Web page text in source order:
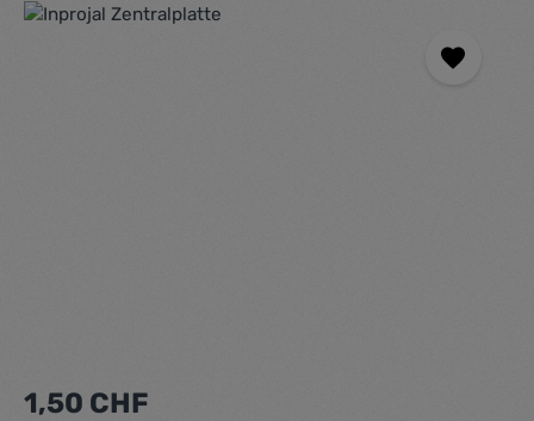
Bildergalerie überspringen
Regulärer Preis:
1,50 CHF